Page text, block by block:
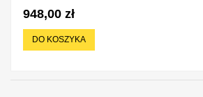
948,00 zł
DO KOSZYKA